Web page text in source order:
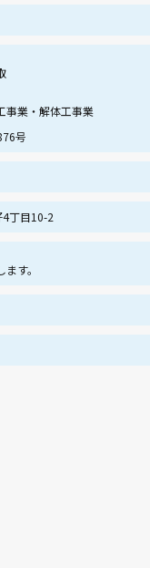
事業・解体工事業
号
丁目10-2
す。